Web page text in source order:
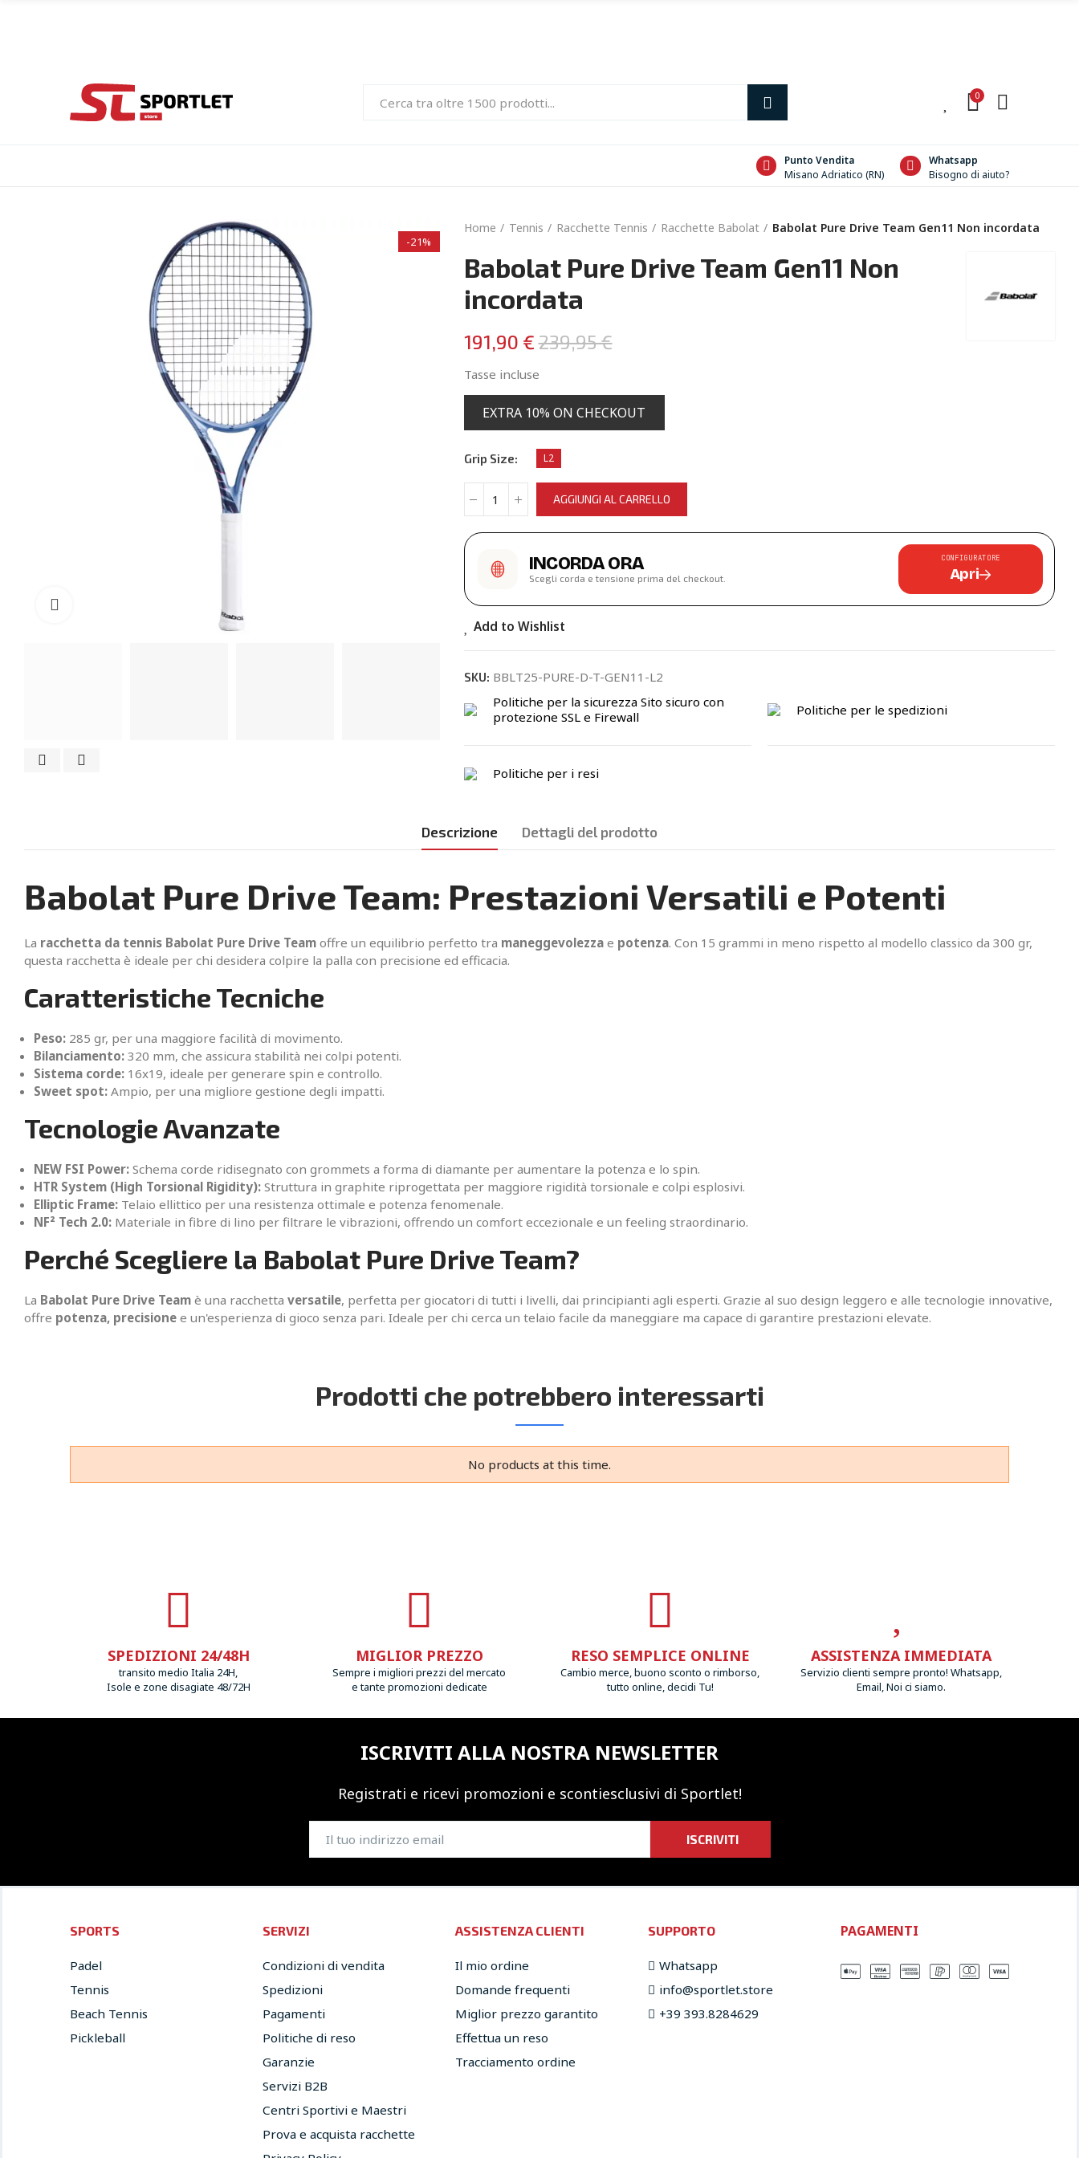
0
Punto Vendita
Misano Adriatico (RN)
Whatsapp
Bisogno di aiuto?
-21%
Home Tennis Racchette Tennis Racchette Babolat Babolat Pure Drive Team Gen11 Non incordata
Babolat Pure Drive Team Gen11 Non
incordata
191,90 €239,95 €
Tasse incluse
EXTRA 10% ON CHECKOUT
Grip Size L2
AGGIUNGI AL CARRELLO
INCORDA ORA
Scegli corda e tensione prima del checkout.
CONFIGURATORE
Apri
Add to Wishlist
SKU: BBLT25-PURE-D-T-GEN11-L2
Politiche per la sicurezza Sito sicuro con
protezione SSL e Firewall
Politiche per le spedizioni
Politiche per i resi
Descrizione Dettagli del prodotto
Babolat Pure Drive Team: Prestazioni Versatili e Potenti
La racchetta da tennis Babolat Pure Drive Team offre un equilibrio perfetto tra maneggevolezza e potenza. Con 15 grammi in meno rispetto al modello classico da 300 gr,
questa racchetta è ideale per chi desidera colpire la palla con precisione ed efficacia.
Caratteristiche Tecniche
Peso: 285 gr, per una maggiore facilità di movimento.
Bilanciamento: 320 mm, che assicura stabilità nei colpi potenti.
Sistema corde: 16x19, ideale per generare spin e controllo.
Sweet spot: Ampio, per una migliore gestione degli impatti.
Tecnologie Avanzate
NEW FSI Power: Schema corde ridisegnato con grommets a forma di diamante per aumentare la potenza e lo spin.
HTR System (High Torsional Rigidity): Struttura in graphite riprogettata per maggiore rigidità torsionale e colpi esplosivi.
Elliptic Frame: Telaio ellittico per una resistenza ottimale e potenza fenomenale.
NF² Tech 2.0: Materiale in fibre di lino per filtrare le vibrazioni, offrendo un comfort eccezionale e un feeling straordinario.
Perché Scegliere la Babolat Pure Drive Team?
La Babolat Pure Drive Team è una racchetta versatile, perfetta per giocatori di tutti i livelli, dai principianti agli esperti. Grazie al suo design leggero e alle tecnologie innovative,
offre potenza, precisione e un'esperienza di gioco senza pari. Ideale per chi cerca un telaio facile da maneggiare ma capace di garantire prestazioni elevate.
Prodotti che potrebbero interessarti
No products at this time.
SPEDIZIONI 24/48H
transito medio Italia 24H,
Isole e zone disagiate 48/72H
MIGLIOR PREZZO
Sempre i migliori prezzi del mercato
e tante promozioni dedicate
RESO SEMPLICE ONLINE
Cambio merce, buono sconto o rimborso,
tutto online, decidi Tu!
ASSISTENZA IMMEDIATA
Servizio clienti sempre pronto! Whatsapp,
Email, Noi ci siamo.
ISCRIVITI ALLA NOSTRA NEWSLETTER
Registrati e ricevi promozioni e scontiesclusivi di Sportlet!
ISCRIVITI
SPORTS
Padel
Tennis
Beach Tennis
Pickleball
SERVIZI
Condizioni di vendita
Spedizioni
Pagamenti
Politiche di reso
Garanzie
Servizi B2B
Centri Sportivi e Maestri
Prova e acquista racchette
ASSISTENZA CLIENTI
Il mio ordine
Domande frequenti
Miglior prezzo garantito
Effettua un reso
Tracciamento ordine
SUPPORTO
Whatsapp
info@sportlet.store​
+39 393.8284629
PAGAMENTI